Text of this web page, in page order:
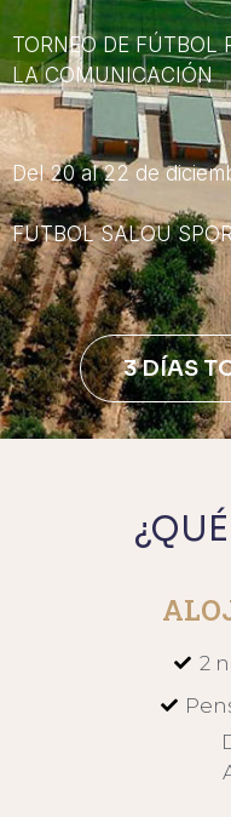
TORNEO DE FÚTBOL
LA COMUNICACIÓN
Del 20 al 22 de
FUTBOL SALOU
3 DÍAS
2